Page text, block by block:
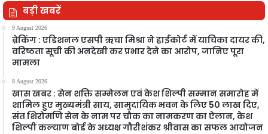
बड़ी खबरें
9 August 2026
ब्रेकिंग : एडिशनल एसपी ऋचा मिश्रा ने हाईकोर्ट में याचिका दायर की,
वरिष्ठता सूची की अनदेखी कर प्रभार देने का आरोप, जानिए पूरा
मामला
8 August 2026
खास खबर : सेन शक्ति सम्मेलन एवं केश शिल्पी सम्मान समारोह में
शामिल हुए मुख्यमंत्री साय, सामुदायिक भवन के लिए 50 लाख दिए,
संत शिरोमणि सेन के नाम पर चौक का नामकरण का ऐलान, केश
शिल्पी कल्याण बोर्ड के अध्यक्ष गौरीशंकर श्रीवास का सफल आयोजन